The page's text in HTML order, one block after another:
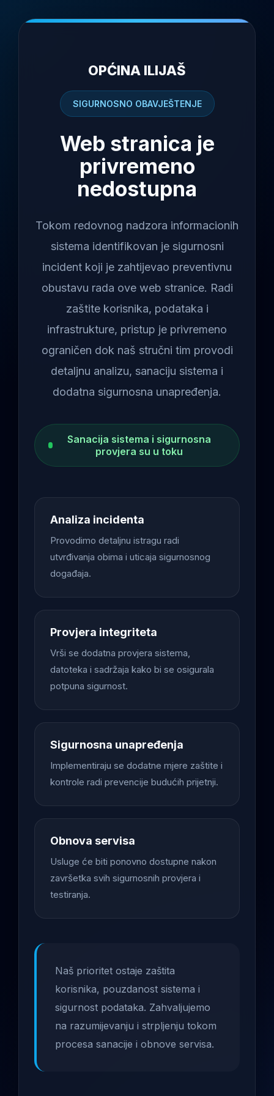
OPĆINA ILIJAŠ
SIGURNOSNO OBAVJEŠTENJE
Web stranica je
privremeno
nedostupna
Tokom redovnog nadzora informacionih
sistema identifikovan je sigurnosni
incident koji je zahtijevao preventivnu
obustavu rada ove web stranice. Radi
zaštite korisnika, podataka i
infrastrukture, pristup je privremeno
ograničen dok naš stručni tim provodi
detaljnu analizu, sanaciju sistema i
dodatna sigurnosna unapređenja.
Sanacija sistema i sigurnosna
provjera su u toku
Analiza incidenta
Provodimo detaljnu istragu radi
utvrđivanja obima i uticaja sigurnosnog
događaja.
Provjera integriteta
Vrši se dodatna provjera sistema,
datoteka i sadržaja kako bi se osigurala
potpuna sigurnost.
Sigurnosna unapređenja
Implementiraju se dodatne mjere zaštite i
kontrole radi prevencije budućih prijetnji.
Obnova servisa
Usluge će biti ponovno dostupne nakon
završetka svih sigurnosnih provjera i
testiranja.
Naš prioritet ostaje zaštita
korisnika, pouzdanost sistema i
sigurnost podataka. Zahvaljujemo
na razumijevanju i strpljenju tokom
procesa sanacije i obnove servisa.